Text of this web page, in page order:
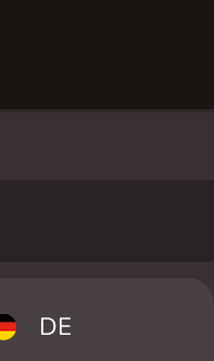
DE